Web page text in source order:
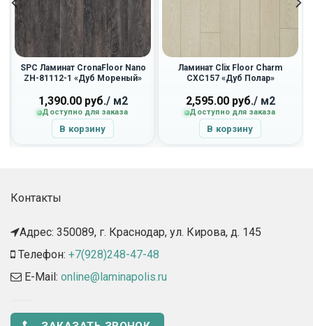
SPC Ламинат CronaFloor Nano
ZH-81112-1 «Дуб Мореный»
1,390.00руб./ м2
Доступно для заказа
В корзину
Ламинат Clix Floor Charm
CXC157 «Дуб Полар»
2,595.00руб./ м2
Доступно для заказа
В корзину
Контакты
Адрес: 350089, г. Краснодар, ул. Кирова, д. 145​
Телефон: +7(928)248-47-48
E-Mail: online@laminapolis.ru